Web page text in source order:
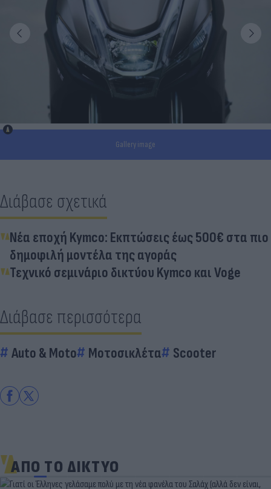
Gallery image
Διάβασε σχετικά
Νέα εποχή Kymco: Εκπτώσεις έως 500€ στα πιο
δημοφιλή μοντέλα της αγοράς
Τεχνικό σεμινάριο δικτύου Kymco και Voge
Διάβασε περισσότερα
Auto & Moto Μοτοσικλέτα Scooter
ΑΠΟ ΤΟ ΔΙΚΤΥΟ